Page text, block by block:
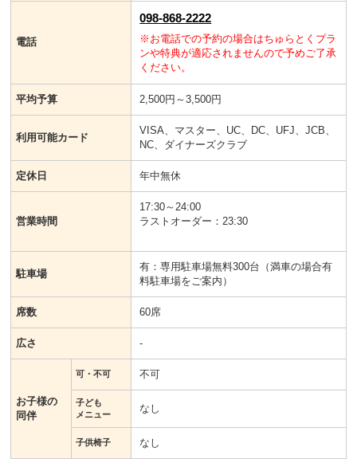
電話
098-868-2222
※お電話での予約の場合はちゅらとくプラ
ンや特典が適応されませんので予めご了承
ください。
平均予算 2,500円～3,500円
利用可能カード
VISA、マスター、UC、DC、UFJ、JCB、
NC、ダイナーズクラブ
定休日 年中無休
営業時間
17:30～24:00
ラストオーダー：23:30
駐車場
有：専用駐車場無料300台（満車の場合有
料駐車場をご案内）
席数 60席
広さ -
お子様の
同伴
可・不可 不可
子ども
メニュー
なし
子供椅子 なし